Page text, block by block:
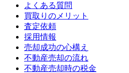
よくある質問
買取りのメリット
査定依頼
採用情報
売却成功の心構え
不動産売却の流れ
不動産売却時の税金